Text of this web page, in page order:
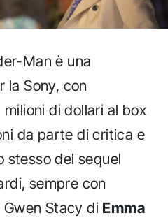
Man è una
la Sony, con
di dollari al box
da parte di critica e
stesso del sequel
sempre con
Stacy di Emma